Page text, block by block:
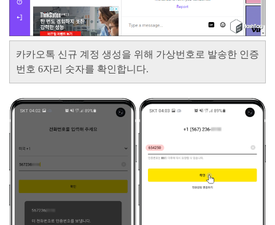
카카오톡 신규 계정 생성을 위해 가상번호로 발송한 인증
번호 6자리 숫자를 확인합니다.